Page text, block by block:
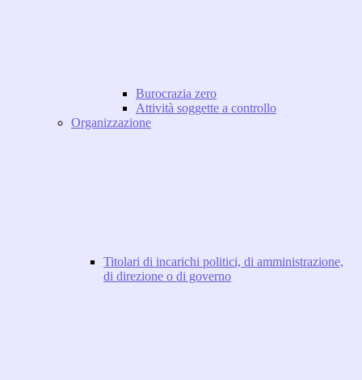
Burocrazia zero
Attività soggette a controllo
Organizzazione
Titolari di incarichi politici, di amministrazione,
di direzione o di governo